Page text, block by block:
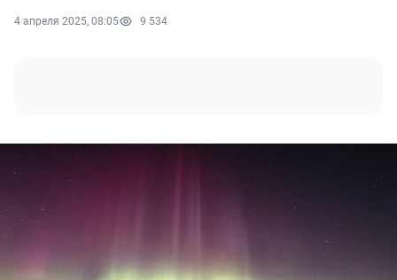
4 апреля 2025, 08:05 9 534